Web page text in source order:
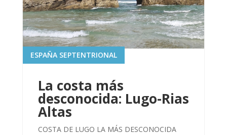
La costa más
desconocida: Lugo-Rias
Altas
ESPAÑA SEPTENTRIONAL
COSTA DE LUGO LA MÁS DESCONOCIDA